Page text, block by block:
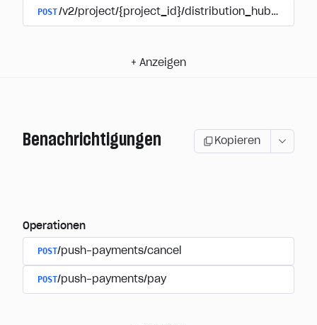
POST/v2/project/{project_id}/distribution_hub/user/
+ Anzeigen
Benachrichtigungen Kopieren
Operationen
POST/push-payments/cancel
POST/push-payments/pay